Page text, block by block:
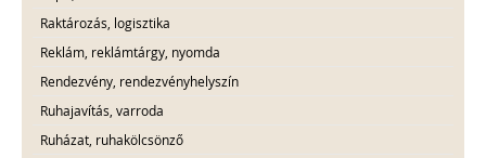
Raktározás, logisztika
Reklám, reklámtárgy, nyomda
Rendezvény, rendezvényhelyszín
Ruhajavítás, varroda
Ruházat, ruhakölcsönző